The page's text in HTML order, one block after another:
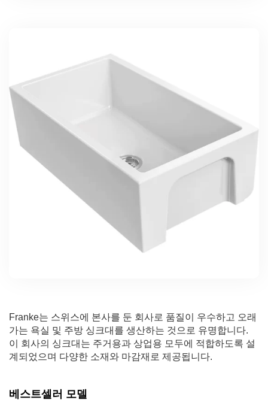
Franke는 스위스에 본사를 둔 회사로 품질이 우수하고 오래
가는 욕실 및 주방 싱크대를 생산하는 것으로 유명합니다.
이 회사의 싱크대는 주거용과 상업용 모두에 적합하도록 설
계되었으며 다양한 소재와 마감재로 제공됩니다.
베스트셀러 모델